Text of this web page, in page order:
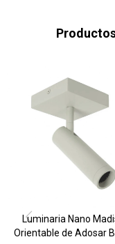
Luminaria Nano
Orientable de Adosar